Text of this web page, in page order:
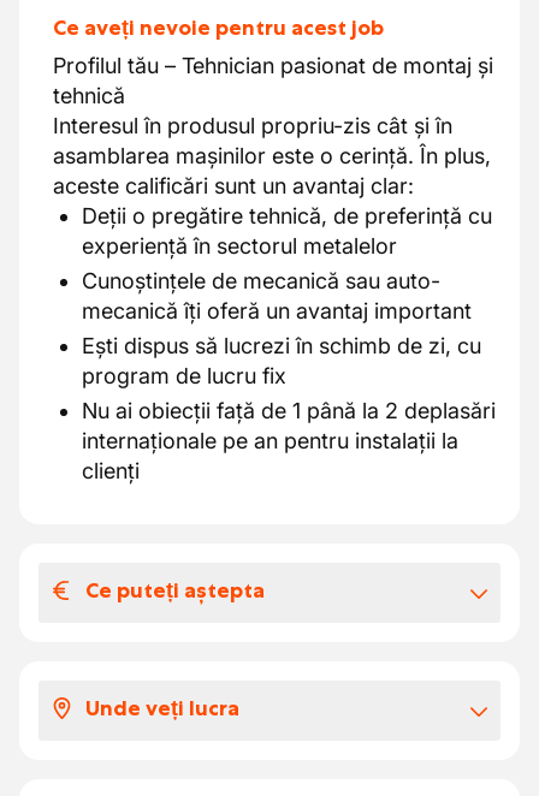
Ce aveți nevoie pentru acest job
Profilul tău – Tehnician pasionat de montaj și
tehnică
Interesul în produsul propriu-zis cât și în
asamblarea mașinilor este o cerință. În plus,
aceste calificări sunt un avantaj clar:
Deții o pregătire tehnică, de preferință cu
experiență în sectorul metalelor
Cunoștințele de mecanică sau auto-
mecanică îți oferă un avantaj important
Ești dispus să lucrezi în schimb de zi, cu
program de lucru fix
Nu ai obiecții față de 1 până la 2 deplasări
internaționale pe an pentru instalații la
clienți
Ce puteți aștepta
Ce poți să te aștepți? Lucru într-un atelier
modern cu beneficii atractive
Unde veți lucra